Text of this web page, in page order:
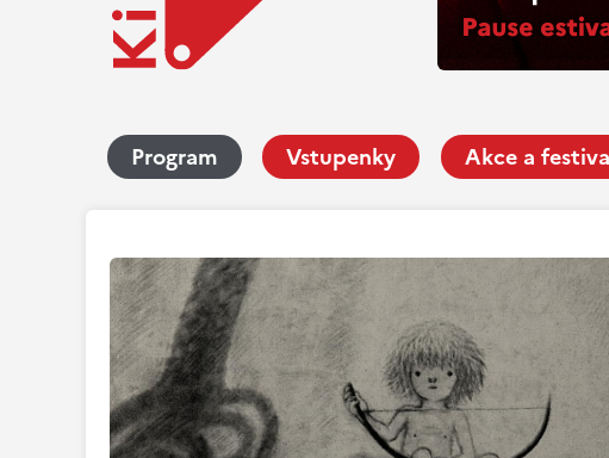
Program Vstupenky Akce a